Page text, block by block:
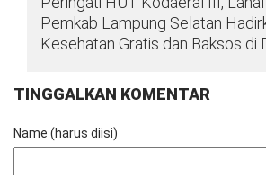
Pemkab Lampung Selatan
Kesehatan Gratis dan Baksos di
TINGGALKAN KOMENTAR
Name (harus diisi)